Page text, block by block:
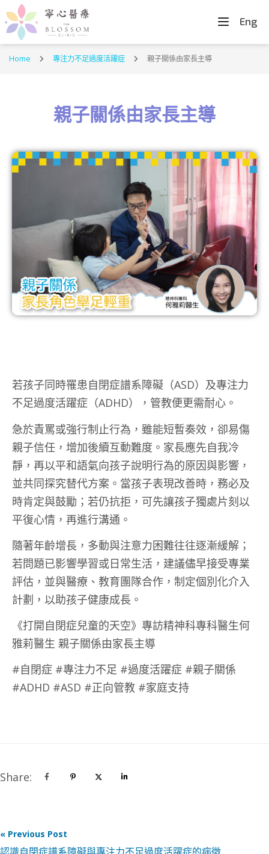
Eng
Home 專注力不足過度活躍症 親子關係由家長主導
親子關係由家長主導
若孩子同時罹患自閉症譜系障礙（ASD）及專注力
不足過度活躍症（ADHD），管教便更需耐心。
急於責罵或強行制止行為，雖能短暫奏效，卻易傷
親子信任，增加後續互動難度。家長應先自我冷
靜，再以平和語氣向孩子說明行為的原因與影響，
並共同探究替代方案。當孩子表現改善時，務必及
時肯定與鼓勵；若仍抗拒，可先讓孩子獨處片刻以
平復心情，再進行溝通。
隨著年齡增長，多動與注意力困難往往逐漸緩解；
若問題已影響學習或日常生活，建議儘早接受專業
評估，並與醫療、教育團隊合作，制定個別化介入
計劃，以助孩子健康成長。
《打開自閉症兒童的天空》專訪精神科專科醫生何
雅莉醫生 親子關係由家長主導
#自閉症 #專注力不足 #過度活躍症 #親子關係
#ADHD #ASD #正向管教 #家庭支持
Share:
« Previous Post